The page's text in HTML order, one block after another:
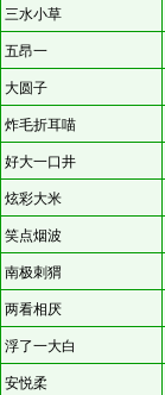
三水小草
五昂一
大圆子
炸毛折耳喵
好大一口井
炫彩大米
笑点烟波
南极刺猬
两看相厌
浮了一大白
安悦柔